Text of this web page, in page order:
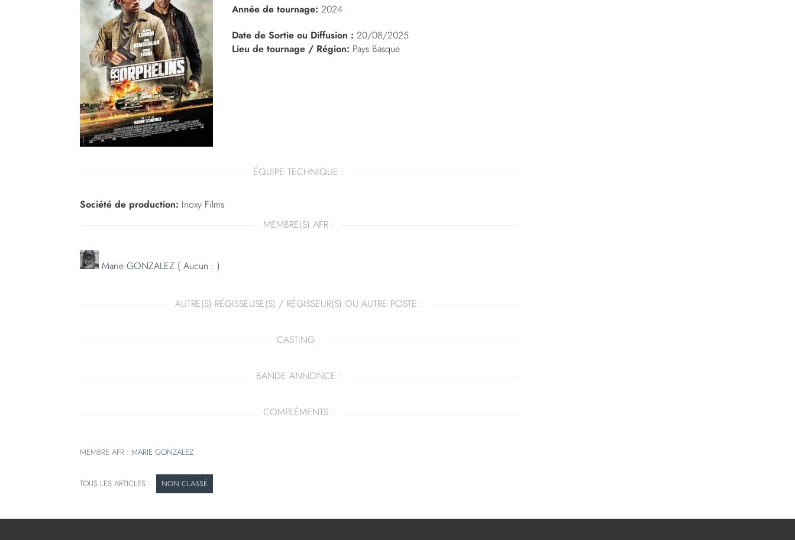
Année de tournage: 2024
Date de Sortie ou Diffusion : 20/08/2025
Lieu de tournage / Région: Pays Basque
ÉQUIPE TECHNIQUE :
Société de production: Inoxy Films
MEMBRE(S) AFR :
Marie GONZALEZ ( Aucun : )
AUTRE(S) RÉGISSEUSE(S) / RÉGISSEUR(S) OU AUTRE POSTE :
CASTING :
BANDE ANNONCE :
COMPLÉMENTS :
MEMBRE AFR : MARIE GONZALEZ
NON CLASSÉ